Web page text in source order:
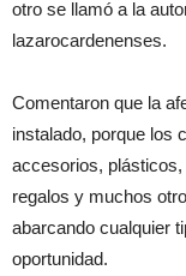
otro se llamó a la
lazarocardenenses.
Comentaron que la
instalado, porque los
accesorios,
regalos y muchos
abarcando cualquier
oportunidad.